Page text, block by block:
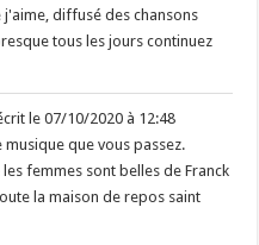
diffusé des chansons
tous les jours continuez
le 07/10/2020 à 12:48
que vous passez.
femmes sont belles de Franck
la maison de repos saint